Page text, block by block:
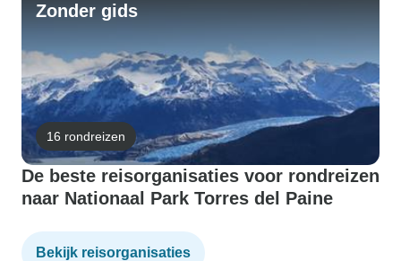
Zonder gids
16 rondreizen
De beste reisorganisaties voor rondreizen
naar Nationaal Park Torres del Paine
Bekijk reisorganisaties